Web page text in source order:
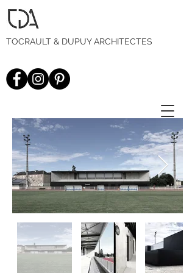
TOCRAULT & DUPUY ARCHITECTES